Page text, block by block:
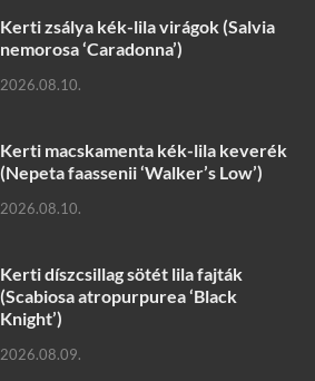
Kerti zsálya kék-lila virágok (Salvia
nemorosa ‘Caradonna’)
2026.08.10.
Kerti macskamenta kék-lila keverék
(Nepeta faassenii ‘Walker’s Low’)
2026.08.10.
Kerti díszcsillag sötét lila fajták
(Scabiosa atropurpurea ‘Black
Knight’)
2026.08.09.